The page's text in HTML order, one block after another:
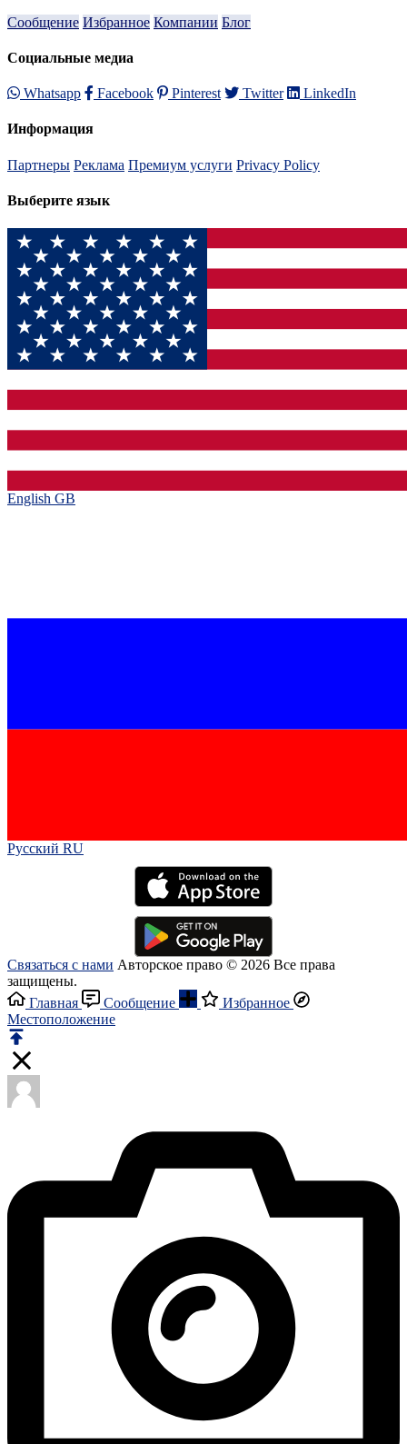
Сообщение Избранное Компании Блог
Социальные медиа
Whatsapp Facebook Pinterest Twitter LinkedIn
Информация
Партнеры Реклама Премиум услуги Privacy Policy
Выберите язык
English GB‎
Русский RU‎
Связаться с нами Авторское право © 2026 Все права
защищены.
Главная
Сообщение
Избранное
Местоположение